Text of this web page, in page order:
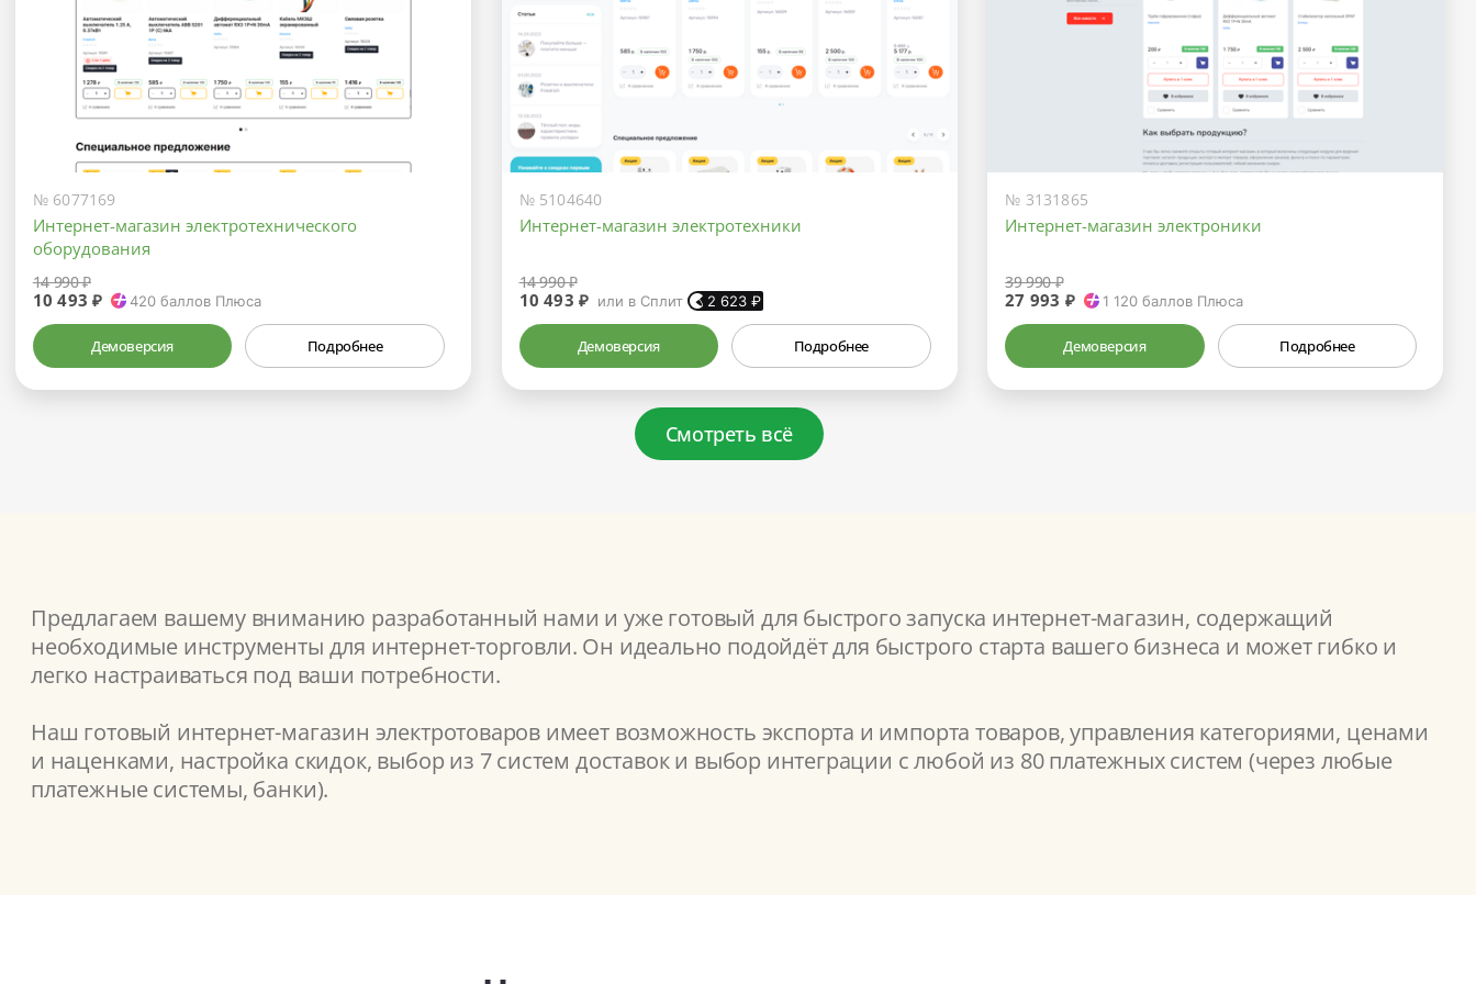
№ 6077169
Интернет-магазин электротехнического
оборудования
14 990 ₽
10 493 ₽ 420 баллов Плюса
Демоверсия Подробнее
№ 5104640
Интернет-магазин электротехники
14 990 ₽
10 493 ₽ или в Сплит 2 623 ₽
Демоверсия Подробнее
№ 3131865
Интернет-магазин электроники
39 990 ₽
27 993 ₽ 1 120баллов Плюса
Демоверсия Подробнее
Смотреть всё
Предлагаем вашему вниманию разработанный нами и уже готовый для быстрого запуска интернет-магазин, содержащий
необходимые инструменты для интернет-торговли. Он идеально подойдёт для быстрого старта вашего бизнеса и может гибко и
легко настраиваться под ваши потребности.
Наш готовый интернет-магазин электротоваров имеет возможность экспорта и импорта товаров, управления категориями, ценами
и наценками, настройка скидок, выбор из 7 систем доставок и выбор интеграции с любой из 80 платежных систем (через любые
платежные системы, банки).